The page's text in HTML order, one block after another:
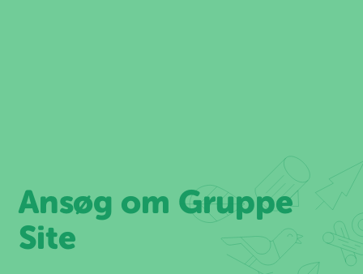
Ansøg om Gruppe
Site